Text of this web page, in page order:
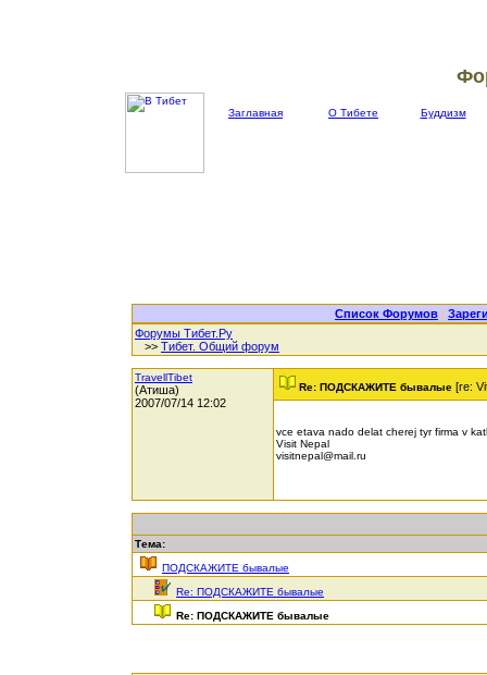
Заглавная О Тибете Буддизм
Список Форумов |
Форумы Тибет.Ру
>> Тибет. Общий форум
TravellTibet
(Атиша)
2007/07/14 12:02
Re: ПОДСКАЖИТЕ бывалые [re:
vce etava nado delat cherej tyr firma v
Visit Nepal
visitnepal@mail.ru
Тема:
ПОДСКАЖИТЕ бывалые
Re: ПОДСКАЖИТЕ бывалые
Re: ПОДСКАЖИТЕ бывалые